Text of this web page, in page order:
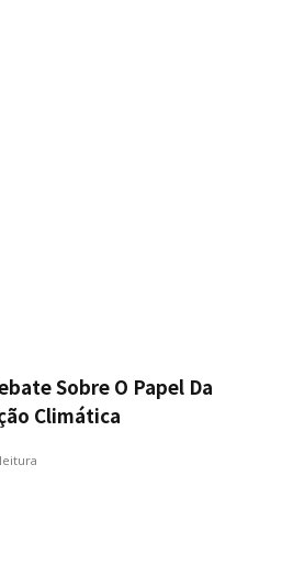
Sobre O Papel Da
Climática